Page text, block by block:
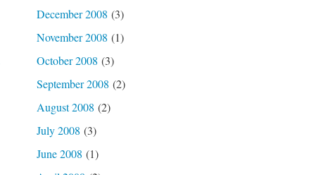
December 2008 (3)
November 2008 (1)
October 2008 (3)
September 2008 (2)
August 2008 (2)
July 2008 (3)
June 2008 (1)